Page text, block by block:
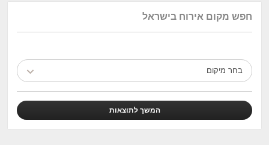
חפש מקום אירוח בישראל
בחר מיקום